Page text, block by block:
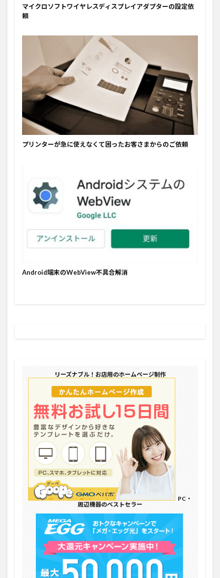
マイクロソフトワイヤレスディスプレイアダプターの設定依
頼
プリンターが急に使えなくて困ったお客さまからのご依頼
Android端末のWebView不具合解消
リーズナブル！お店用のホームページ制作
PC・
周辺機器のベストセラー